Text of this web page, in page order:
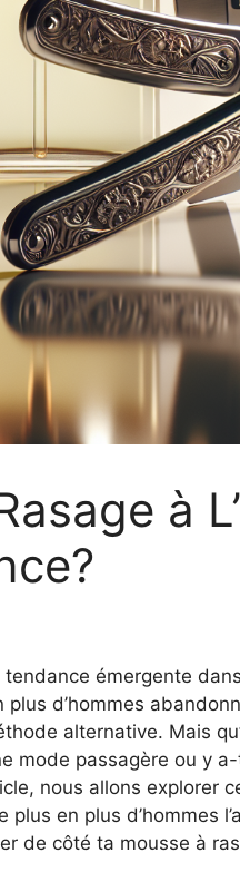
à
émergente
plus d’hommes
alternative. Mais
mode passagère ou y
nous allons explorer
en plus d’hommes
de côté ta mousse à